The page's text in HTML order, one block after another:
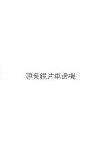
專業鏡片車邊機